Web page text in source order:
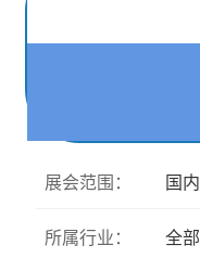
展会范围： 国内
所属行业： 全部